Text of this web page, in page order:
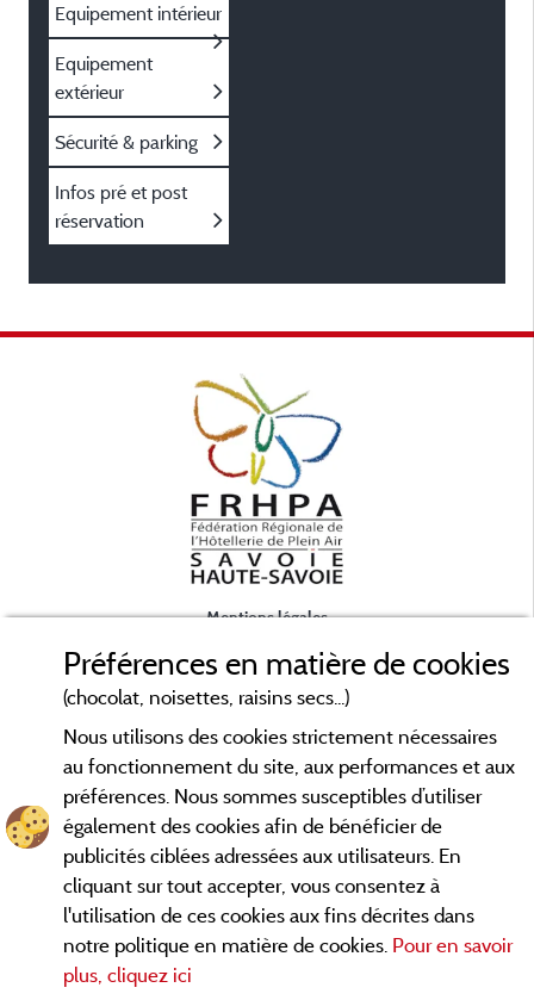
Equipement intérieur
Equipement
extérieur
Sécurité & parking
Infos pré et post
réservation
Mentions légales
Contact
CGV
Les meilleurs campings en Savoie. Consultez les fiches de nos
adhérents et découvrez nos meilleures offres en Chartreuse,
en Maurienne, Génévois, des lacs d'Aiguebelette, Annecy,
Léman et Le Bourget... informez vous directement ici en ligne
avant de contacter le camping pour réserver votre séjour
Préférences en matière de cookies
(chocolat, noisettes, raisins secs...)
Nous utilisons des cookies strictement nécessaires
au fonctionnement du site, aux performances et aux
préférences. Nous sommes susceptibles d’utiliser
également des cookies afin de bénéficier de
publicités ciblées adressées aux utilisateurs. En
cliquant sur tout accepter, vous consentez à
l'utilisation de ces cookies aux fins décrites dans
notre politique en matière de cookies. Pour en savoir
plus, cliquez ici